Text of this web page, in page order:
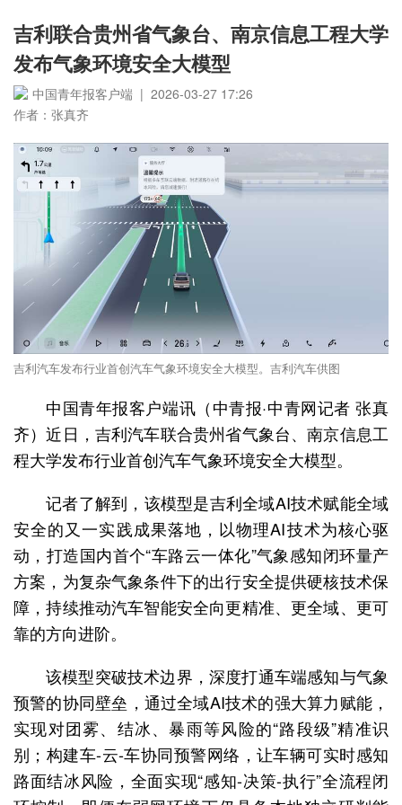
吉利联合贵州省气象台、南京信息工程大学
发布气象环境安全大模型
中国青年报客户端 | 2026-03-27 17:26
作者：张真齐
吉利汽车发布行业首创汽车气象环境安全大模型。吉利汽车供图
中国青年报客户端讯（中青报·中青网记者 张真
齐）近日，吉利汽车联合贵州省气象台、南京信息工
程大学发布行业首创汽车气象环境安全大模型。
记者了解到，该模型是吉利全域AI技术赋能全域
安全的又一实践成果落地，以物理AI技术为核心驱
动，打造国内首个“车路云一体化”气象感知闭环量产
方案，为复杂气象条件下的出行安全提供硬核技术保
障，持续推动汽车智能安全向更精准、更全域、更可
靠的方向进阶。
该模型突破技术边界，深度打通车端感知与气象
预警的协同壁垒，通过全域AI技术的强大算力赋能，
实现对团雾、结冰、暴雨等风险的“路段级”精准识
别；构建车-云-车协同预警网络，让车辆可实时感知
路面结冰风险，全面实现“感知-决策-执行”全流程闭